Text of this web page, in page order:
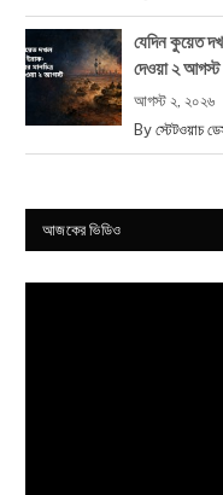
যেদিন কুয়েত
দেওয়া ২ আগস্ট
আগস্ট ২, ২০২৬
By স্টেটওয়াচ
আজকের ভিডিও